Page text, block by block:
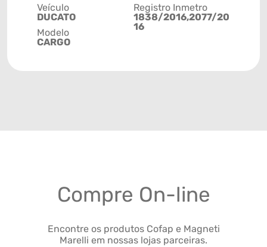
Veículo
DUCATO
Modelo
CARGO
Registro Inmetro
1838/2016,2077/20
16
Compre On-line
Encontre os produtos Cofap e Magneti
Marelli em nossas lojas parceiras.